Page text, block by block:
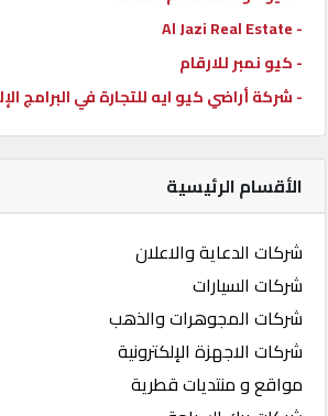
- Al Jazi Real Estate
- كيو نمبر للارقام
- شركة أراضي كيو ايه للتجارة في البرامج
الأقسام الرئيسية
شركات الدعاية والاعلان
شركات السيارات
شركات المجوهرات والذهب
شركات الاجهزة الإلكترونية
مواقع و منتديات قطرية